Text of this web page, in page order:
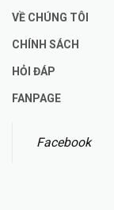
VỀ CHÚNG TÔI
CHÍNH SÁCH
HỎI ĐÁP
FANPAGE
Facebook